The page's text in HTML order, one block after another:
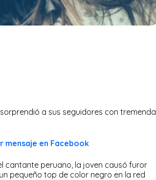
, sorprendió a sus seguidores con tremenda
mensaje en Facebook
cantante peruano, la joven causó furor
pequeño top de color negro en la red